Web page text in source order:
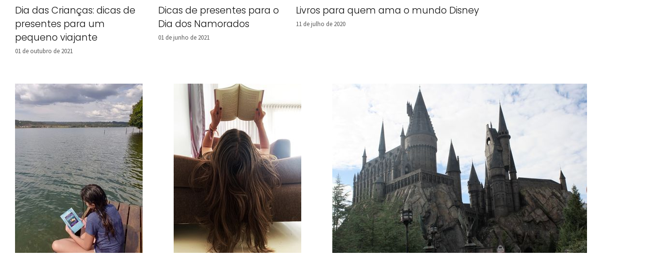
Dia das Crianças: dicas de
presentes para um
pequeno viajante
01 de outubro de 2021
Dicas de presentes para o
Dia dos Namorados
01 de junho de 2021
Livros para quem ama o mundo Disney
11 de julho de 2020